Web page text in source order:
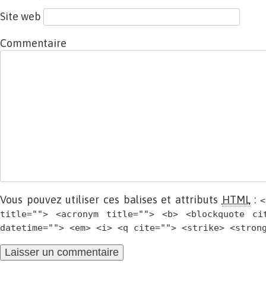
Site web
Commentaire
Vous pouvez utiliser ces balises et attributs HTML:
title=""> <acronym title=""> <b> <blockquote
datetime=""> <em> <i> <q cite=""> <strike>